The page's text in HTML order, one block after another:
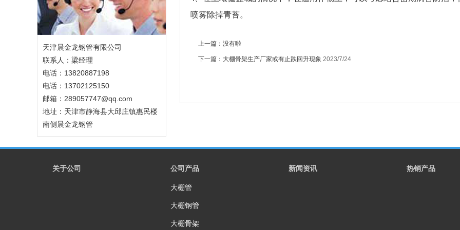
1
天津晨金龙钢管有限公司
联系人：梁经理
电话：13820887198
电话：13702125150
邮箱：289057747@qq.com
地址：天津市静海县大邱庄镇惠民楼
南侧晨金龙钢管
喷雾除掉青苔。
上一篇：没有啦
下一篇： 大棚骨架生产厂家或有止跌回升现象 2023/7/24
关于公司 公司产品
大棚管
大棚钢管
大棚骨架
新闻资讯 热销产品